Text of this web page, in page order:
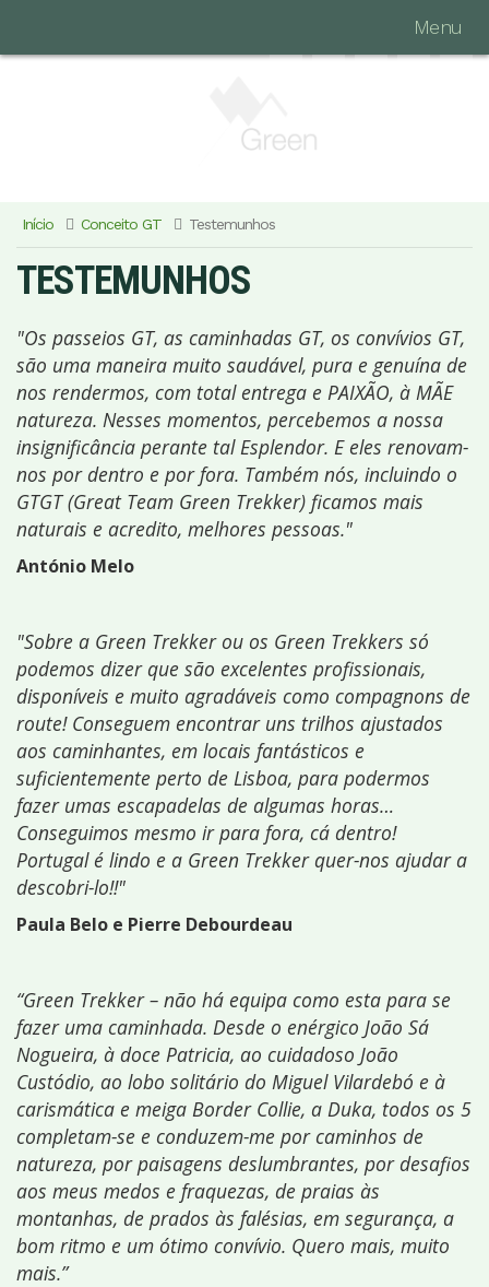
Menu
Início Conceito GT Testemunhos
TESTEMUNHOS
"Os passeios GT, as caminhadas GT, os convívios GT,
são uma maneira muito saudável, pura e genuína de
nos rendermos, com total entrega e PAIXÃO, à MÃE
natureza. Nesses momentos, percebemos a nossa
insignificância perante tal Esplendor. E eles renovam-
nos por dentro e por fora. Também nós, incluindo o
GTGT (Great Team Green Trekker) ficamos mais
naturais e acredito, melhores pessoas."
António Melo
"Sobre a Green Trekker ou os Green Trekkers só
podemos dizer que são excelentes profissionais,
disponíveis e muito agradáveis como compagnons de
route! Conseguem encontrar uns trilhos ajustados
aos caminhantes, em locais fantásticos e
suficientemente perto de Lisboa, para podermos
fazer umas escapadelas de algumas horas…
Conseguimos mesmo ir para fora, cá dentro!
Portugal é lindo e a Green Trekker quer-nos ajudar a
descobri-lo!!"
Paula Belo e Pierre Debourdeau
“Green Trekker – não há equipa como esta para se
fazer uma caminhada. Desde o enérgico João Sá
Nogueira, à doce Patricia, ao cuidadoso João
Custódio, ao lobo solitário do Miguel Vilardebó e à
carismática e meiga Border Collie, a Duka, todos os 5
completam-se e conduzem-me por caminhos de
natureza, por paisagens deslumbrantes, por desafios
aos meus medos e fraquezas, de praias às
montanhas, de prados às falésias, em segurança, a
bom ritmo e um ótimo convívio. Quero mais, muito
mais.”